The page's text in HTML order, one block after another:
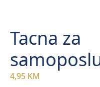
Tacna za
4,95 KM